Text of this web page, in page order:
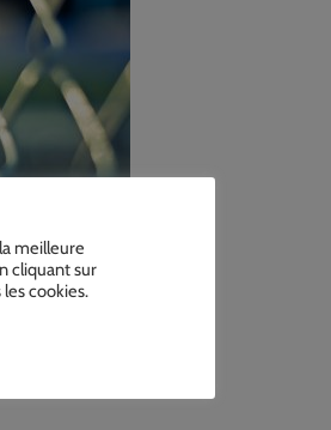
et
meilleure
cliquant sur
cookies.